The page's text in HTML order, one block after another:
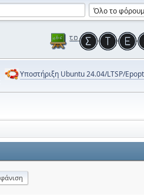
Υποστήριξη Ubuntu 24.04/LTSP/